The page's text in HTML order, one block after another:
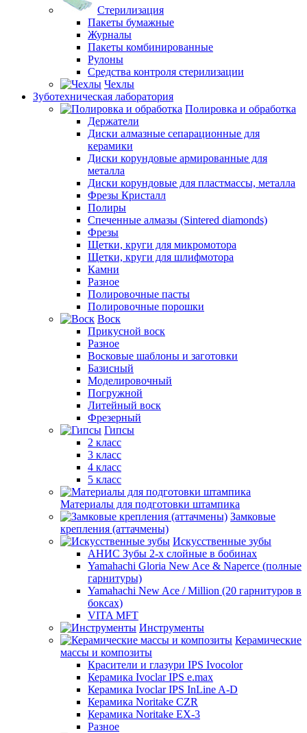
Стерилизация
Пакеты бумажные
Журналы
Пакеты комбинированные
Рулоны
Средства контроля стерилизации
Чехлы
Зуботехническая лаборатория
Полировка и обработка
Держатели
Диски алмазные сепарационные для
керамики
Диски корундовые армированные для
металла
Диски корундовые для пластмассы, металла
Фрезы Кристалл
Полиры
Спеченные алмазы (Sintered diamonds)
Фрезы
Щетки, круги для микромотора
Щетки, круги для шлифмотора
Камни
Разное
Полировочные пасты
Полировочные порошки
Воск
Прикусной воск
Разное
Восковые шаблоны и заготовки
Базисный
Моделировочный
Погружной
Литейный воск
Фрезерный
Гипсы
2 класс
3 класс
4 класс
5 класс
Материалы для подготовки штампика
Замковые
крепления (аттачмены)
Искусственные зубы
АНИС Зубы 2-х слойные в бобинах
Yamahachi Gloria New Ace & Naperce (полные
гарнитуры)
Yamahachi New Ace / Million (20 гарнитуров в
боксах)
VITA MFT
Инструменты
Керамические
массы и композиты
Красители и глазури IPS Ivocolor
Керамика Ivoclar IPS e.max
Керамика Ivoclar IPS InLine A-D
Керамика Noritake CZR
Керамика Noritake EX-3
Разное